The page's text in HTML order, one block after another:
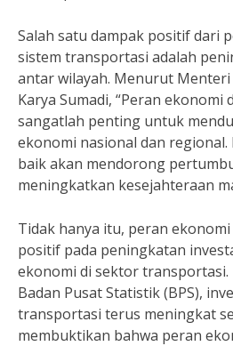
Salah satu dampak positif dari
sistem transportasi adalah
antar wilayah. Menurut
Karya Sumadi, “Peran
sangatlah penting untuk
ekonomi nasional dan
baik akan mendorong
meningkatkan kesejahteraan
Tidak hanya itu, peran
positif pada peningkatan
ekonomi di sektor
Badan Pusat Statistik (BPS),
transportasi terus meningkat
membuktikan bahwa peran